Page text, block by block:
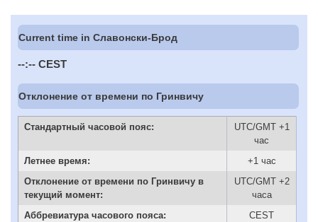
Current time in Славонски-Брод
--:-- CEST
Отклонение от времени по Гринвичу
Стандартный часовой пояс:
UTC/GMT +1
час
Летнее время:
+1 час
Отклонение от времени по Гринвичу в
текущий момент:
UTC/GMT +2
часа
Аббревиатура часового пояса:
CEST